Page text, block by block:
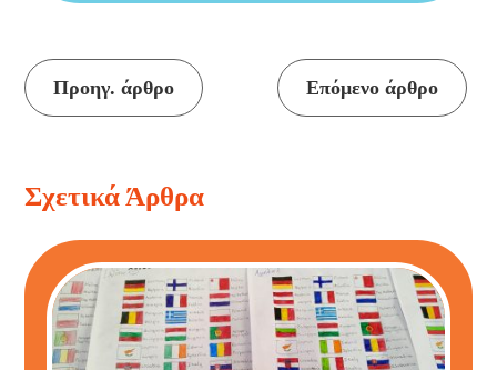
Συνέχεια
ανάγνωσης
Προηγ. άρθρο Επόμενο άρθρο
Σχετικά Άρθρα